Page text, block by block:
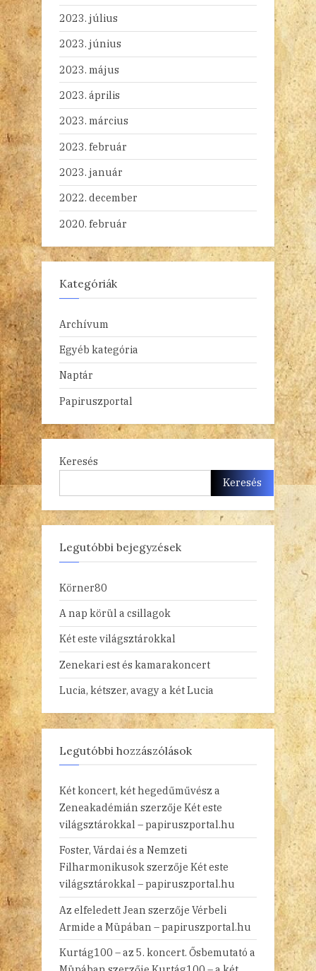
2023. július
2023. június
2023. május
2023. április
2023. március
2023. február
2023. január
2022. december
2020. február
Kategóriák
Archívum
Egyéb kategória
Naptár
Papiruszportal
Keresés
Keresés
Legutóbbi bejegyzések
Körner80
A nap körül a csillagok
Két este világsztárokkal
Zenekari est és kamarakoncert
Lucia, kétszer, avagy a két Lucia
Legutóbbi hozzászólások
Két koncert, két hegedűművész a
Zeneakadémián szerzője Két este
világsztárokkal – papiruszportal.hu
Foster, Várdai és a Nemzeti
Filharmonikusokszerzője Két este
világsztárokkal – papiruszportal.hu
Az elfeledett Jean szerzője Vérbeli
Armide a Müpában – papiruszportal.hu
Kurtág100 – az 5. koncert. Ősbemutató a